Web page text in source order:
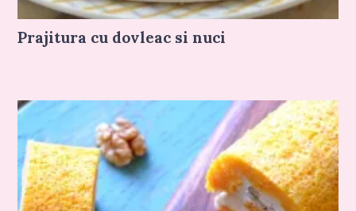
Prajitura cu dovleac si nuci